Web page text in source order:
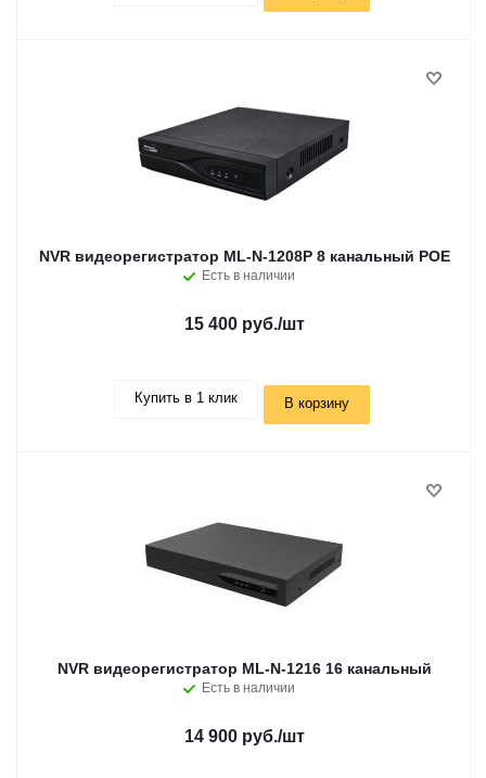
NVR видеорегистратор ML-N-1208P 8 канальный POE
Есть в наличии
15 400 руб./шт
Купить в 1 клик В корзину
NVR видеорегистратор ML-N-1216 16 канальный
Есть в наличии
14 900 руб./шт